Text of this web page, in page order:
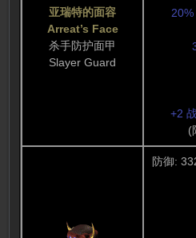
亚瑞特的面容
Arreat’s Face
杀手防护面甲
Slayer Guard
+2
(
防御: